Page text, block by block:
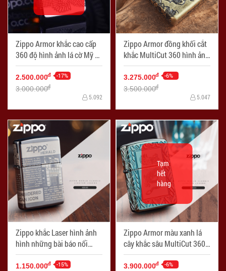
Zippo Armor khắc cao cấp
360 độ hình ảnh lá cờ Mỹ và
đại bàng
2.500.000đ -17%
3.000.000đ
5.092
Zippo Armor đồng khối cắt
khắc MultiCut 360 hình ảnh
SKULL
3.275.000đ -6%
3.500.000đ
5.047
Zippo khắc Laser hình ảnh
hình những bài báo nổi
tiếng viết về lịch sử Zippo
1.150.000đ -15%
Zippo Armor màu xanh lá
cây khắc sâu MultiCut 360
hoa văn và Rồng chính giữa
Tạm
hết
hàng
3.900.000đ -6%